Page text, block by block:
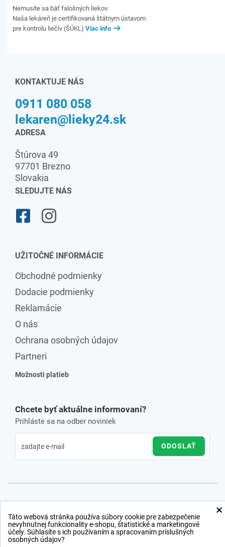
Nemusíte sa báť falošných liekov.
Naša lekáreň je certifikovaná štátnym ústavom
pre kontrolu liečiv (ŠÚKL) Viac info
KONTAKTUJE NÁS
0911 080 058
lekaren@lieky24.sk
ADRESA
Štúrova 49
97701 Brezno
Slovakia
SLEDUJTE NÁS
UŽITOČNÉ INFORMÁCIE
Obchodné podmienky
Dodacie podmienky
Reklamácie
O nás
Ochrana osobných údajov
Partneri
Možnosti platieb
Chcete byť aktuálne informovaní?
Prihláste sa na odber noviniek
ODOSLAŤ
×
Táto webová stránka používa súbory cookie pre zabezpečenie
nevyhnutnej funkcionality e-shopu, štatistické a marketingové
účely. Súhlasíte s ich používaním a spracovaním príslušných
osobných údajov?